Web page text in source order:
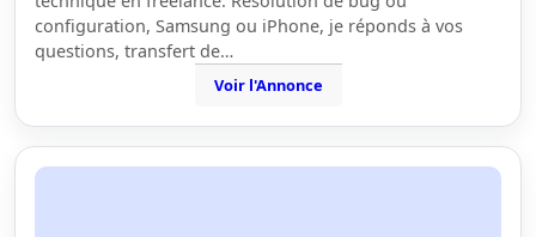
configuration, Samsung ou iPhone, je réponds à vos
questions, transfert de…
Voir l'Annonce